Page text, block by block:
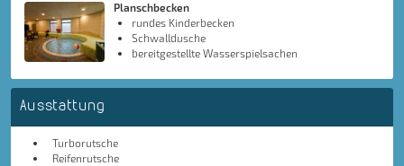
Planschbecken
rundes Kinderbecken
Schwalldusche
bereitgestellte Wasserspielsachen
Ausstattung
Turborutsche
Reifenrutsche